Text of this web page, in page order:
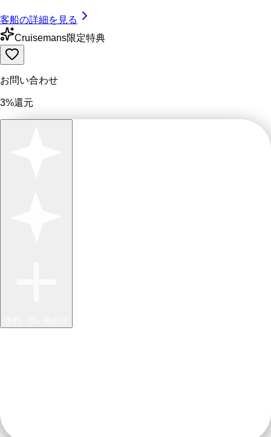
客船の詳細を見る
Cruisemans限定特典
お問い合わせ
3%還元